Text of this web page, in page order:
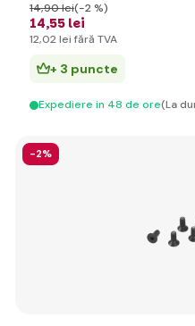
14,55 lei
14,90 lei(-2 %)
12,02 lei fără TVA
+ 3 puncte
Expediere in 48 de ore(La
-2%